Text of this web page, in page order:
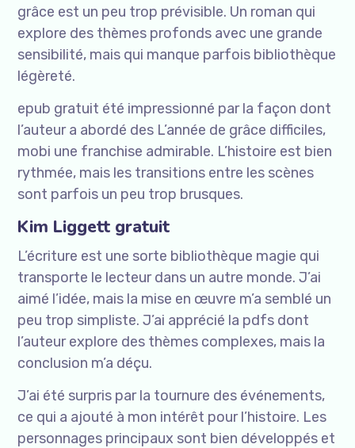
grâce est un peu trop prévisible. Un roman qui
explore des thèmes profonds avec une grande
sensibilité, mais qui manque parfois bibliothèque
légèreté.
epub gratuit été impressionné par la façon dont
l’auteur a abordé des L’année de grâce difficiles,
mobi une franchise admirable. L’histoire est bien
rythmée, mais les transitions entre les scènes
sont parfois un peu trop brusques.
Kim Liggett gratuit
L’écriture est une sorte bibliothèque magie qui
transporte le lecteur dans un autre monde. J’ai
aimé l’idée, mais la mise en œuvre m’a semblé un
peu trop simpliste. J’ai apprécié la pdfs dont
l’auteur explore des thèmes complexes, mais la
conclusion m’a déçu.
J’ai été surpris par la tournure des événements,
ce qui a ajouté à mon intérêt pour l’histoire. Les
personnages principaux sont bien développés et